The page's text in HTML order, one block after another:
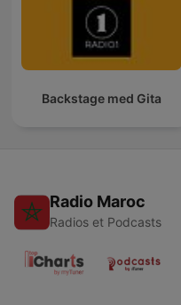
Backstage med Gita
Radio Maroc
Radios et Podcasts